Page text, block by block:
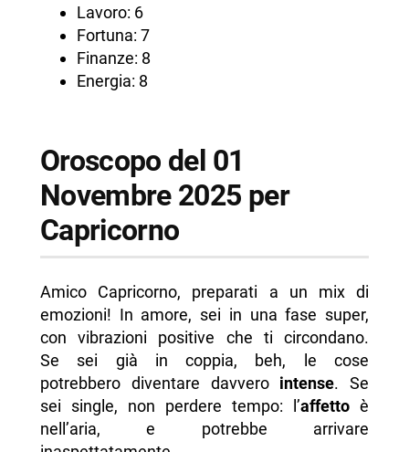
Lavoro: 6
Fortuna: 7
Finanze: 8
Energia: 8
Oroscopo del 01
Novembre 2025 per
Capricorno
Amico Capricorno, preparati a un mix di
emozioni! In amore, sei in una fase super,
con vibrazioni positive che ti circondano.
Se sei già in coppia, beh, le cose
potrebbero diventare davvero intense. Se
sei single, non perdere tempo: l’affetto è
nell’aria, e potrebbe arrivare